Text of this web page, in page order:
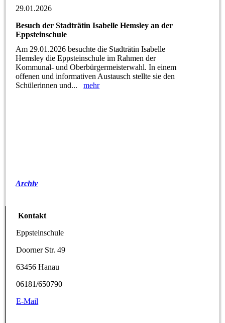
29.01.2026
Besuch der Stadträtin Isabelle Hemsley an der
Eppsteinschule
Am 29.01.2026 besuchte die Stadträtin Isabelle
Hemsley die Eppsteinschule im Rahmen der
Kommunal- und Oberbürgermeisterwahl. In einem
offenen und informativen Austausch stellte sie den
Schülerinnen und...mehr
Archiv
Kontakt
Eppsteinschule
Doorner Str. 49
63456 Hanau
06181/650790
E-Mail